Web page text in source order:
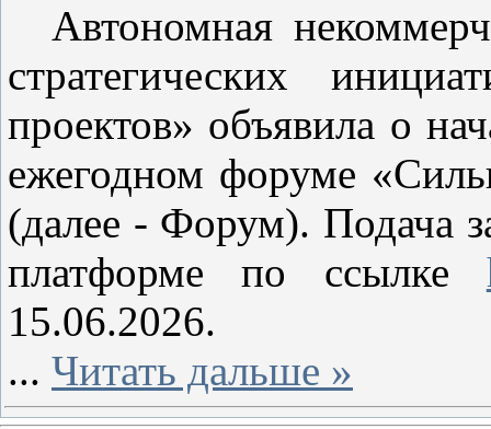
Автономная
стратегических
проектов» объявила о
ежегодном форуме
(далее - Форум). Подача
платформе по ссылке
15.06.2026.
... Читать дальше »